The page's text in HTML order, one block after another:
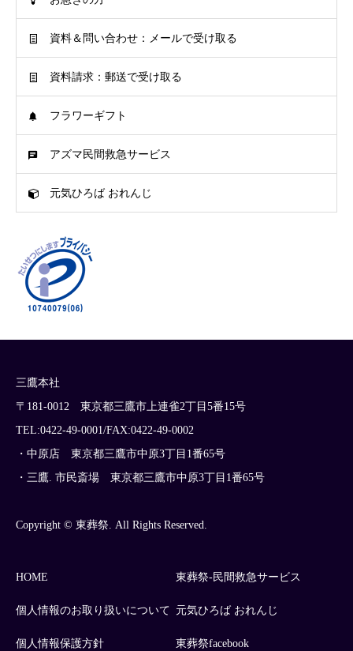
資料＆問い合わせ：メールで受け取る
資料請求：郵送で受け取る
フラワーギフト
アズマ民間救急サービス
元気ひろば おれんじ
三鷹本社
〒181-0012 東京都三鷹市上連雀2丁目5番15号
TEL:0422-49-0001/FAX:0422-49-0002
・中原店 東京都三鷹市中原3丁目1番65号
・三鷹. 市民斎場 東京都三鷹市中原3丁目1番65号
Copyright © 東葬祭. All Rights Reserved.
HOME
個人情報のお取り扱いについて
個人情報保護方針
東葬祭-民間救急サービス
元気ひろば おれんじ
東葬祭facebook